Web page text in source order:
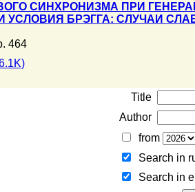
СИНХРОНИЗМА ПРИ
УСЛОВИЯ БРЭГГА: СЛУЧАИ
464
Title
Author
from
Search in
Search in